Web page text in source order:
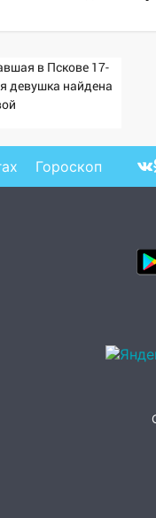
в Пскове 17-
девушка найдена
Гороскоп